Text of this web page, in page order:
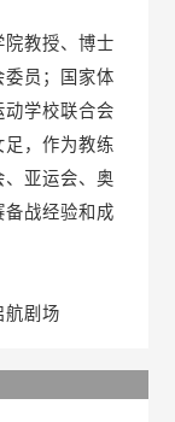
院教授、博士
员；国家体
学校联合会
，作为教练
亚运会、奥
战经验和成
航剧场